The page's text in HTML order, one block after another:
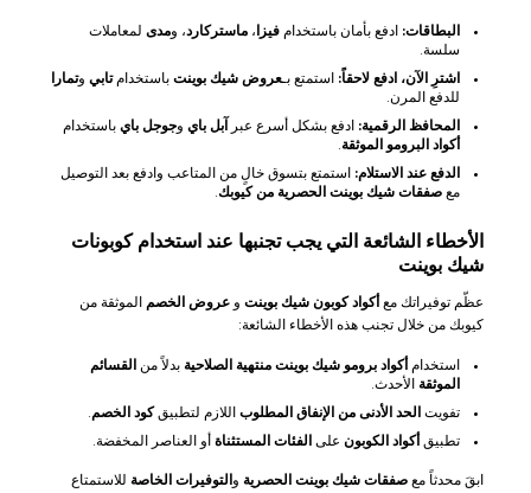
البطاقات: ادفع بأمان باستخدام فيزا ، ماستركارد، ومدى لمعاملات
سلسة.
اشترِ الآن، ادفع لاحقاً: استمتع بـعروض شيك بوينت باستخدامتابي وتمارا
للدفع المرن.
المحافظ الرقمية: ادفع بشكل أسرع عبر آبل باي وجوجل باي باستخدام
أكواد البرومو الموثقة
الدفع عند الاستلام: استمتع بتسوق خالٍ من المتاعب وادفع بعد التوصيل
مع صفقات شيك بوينت الحصرية من كيوبك
الأخطاء الشائعة التي يجب تجنبها عند استخدام كوبونات
شيك بوينت
عظّم توفيراتك مع أكواد كوبون شيك بوينت و عروض الخصم الموثقة من
كيوبك من خلال تجنب هذه الأخطاء الشائعة:
استخدام أكواد برومو شيك بوينت منتهية الصلاحية بدلاً من
القسائم
الموثقة الأحدث.
تفويت الحد الأدنى من الإنفاق المطلوب اللازم لتطبيقكود الخصم
تطبيق أكواد الكوبون على الفئات المستثناة أو العناصر المخفضة.
ابقَ محدثاً مع صفقات شيك بوينت الحصرية و التوفيرات الخاصة للاستمتاع